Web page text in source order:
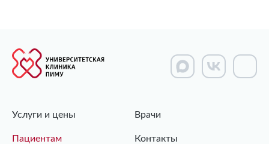
Услуги и цены Врачи
Пациентам Контакты